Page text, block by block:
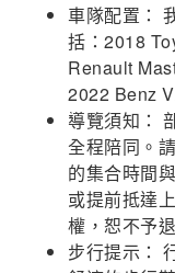
車隊配置：
括：2018
Renault
2022 Benz
導覽須知：
全程陪同。
的集合時間
或提前抵達
權，恕不予
步行提示：